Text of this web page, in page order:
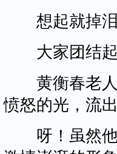
想起就掉泪
大家团结起
黄衡春老人
愤怒的光，流
呀！虽然他